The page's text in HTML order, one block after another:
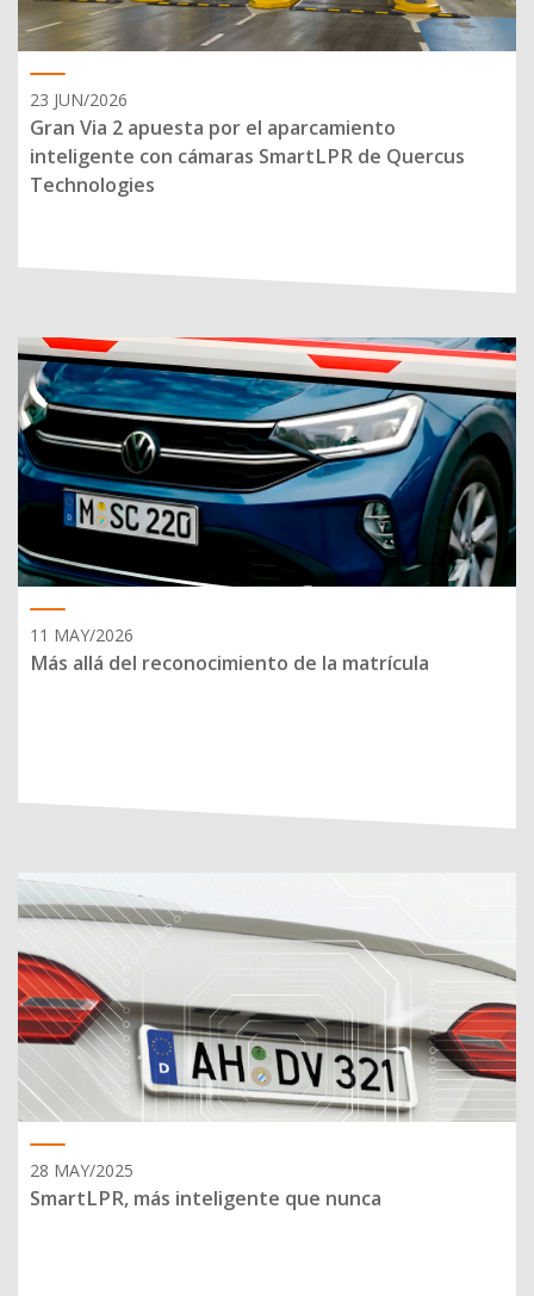
23 JUN/2026
Gran Via 2 apuesta por el aparcamiento
inteligente con cámaras SmartLPR de Quercus
Technologies
11 MAY/2026
Más allá del reconocimiento de la matrícula
28 MAY/2025
SmartLPR, más inteligente que nunca